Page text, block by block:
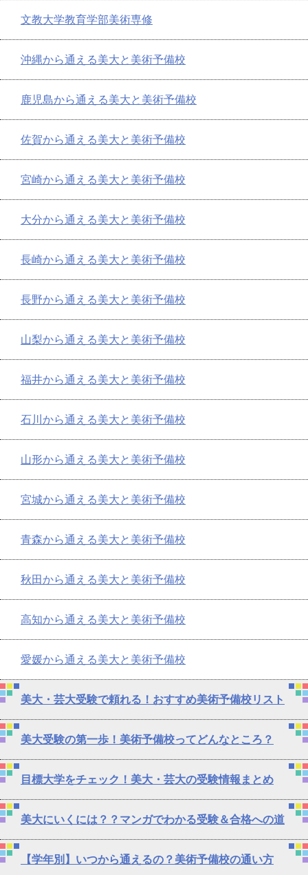
文教大学教育学部美術専修
沖縄から通える美大と美術予備校
鹿児島から通える美大と美術予備校
佐賀から通える美大と美術予備校
宮崎から通える美大と美術予備校
大分から通える美大と美術予備校
長崎から通える美大と美術予備校
長野から通える美大と美術予備校
山梨から通える美大と美術予備校
福井から通える美大と美術予備校
石川から通える美大と美術予備校
山形から通える美大と美術予備校
宮城から通える美大と美術予備校
青森から通える美大と美術予備校
秋田から通える美大と美術予備校
高知から通える美大と美術予備校
愛媛から通える美大と美術予備校
美大・芸大受験で頼れる！おすすめ美術予備校リスト
美大受験の第一歩！美術予備校ってどんなところ？
目標大学をチェック！美大・芸大の受験情報まとめ
美大にいくには？？マンガでわかる受験＆合格への道
【学年別】いつから通えるの？美術予備校の通い方